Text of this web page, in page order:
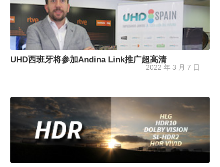
UHD西班牙将参加Andina Link推广超高清
2022 年 3 月 7 日